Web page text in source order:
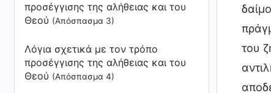
προσέγγισης της αλήθειας και του
Θεού (Απόσπασμα 3)
Λόγια σχετικά με τον τρόπο
προσέγγισης της αλήθειας και του
Θεού (Απόσπασμα 4)